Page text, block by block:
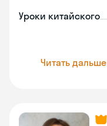
Уроки китайского
Читать дальше